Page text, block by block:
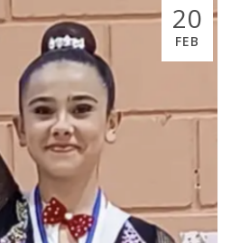
20
FEB